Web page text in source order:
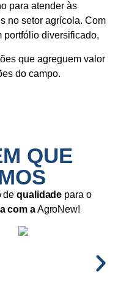
para atender às
no setor agrícola. Com
portfólio diversificado,
que agreguem valor
do campo.
QUE
dequalidade para o
com aAgroNew!